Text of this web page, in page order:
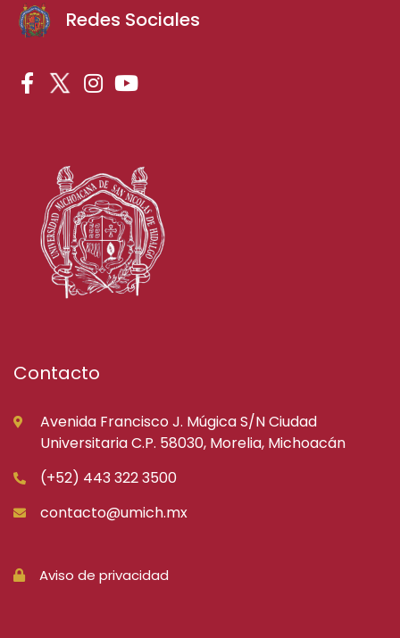
Redes Sociales
Contacto
Avenida Francisco J. Múgica S/N Ciudad
Universitaria C.P. 58030, Morelia, Michoacán
(+52) 443 322 3500
contacto@umich.mx
Aviso de privacidad